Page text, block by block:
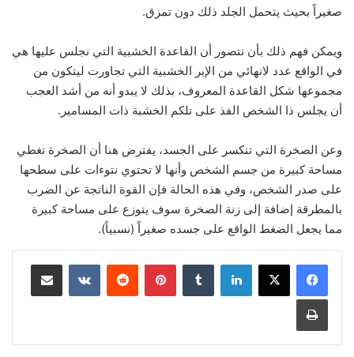
صغيراً بحيث يتحمل الجلد ذلك دون تمزق.
ويمكن فهم ذلك بأن نتصور أن القاعدة الخشبية التي نجلس عليها هي
في الواقع عدد لانهائي من الإبر الخشبية التي تجاورت ليتكون من
مجموعها شكل القاعدة المعروف، بذلك لا يبدو أنه من أشد العجب
أن يجلس ذا الشخص الفذ على تلكم الخشبة ذات المسامير.
وعن الصخرة التي تنكسر على الجسد، يفترض هنا أن الصخرة تغطي
مساحة كبيرة من جسم الشخص وأنها لا تحتوي نتوءات على سطحها
على صدر الشخص، وفي هذه الحالة فإن القوة الناتجة عن الضرب
بالمطرقة إضافة إلى زنة الصخرة سوف يتوزع على مساحة كبيرة
مما يجعل الضغط الواقع على جسده صغيراً (نسبياً).
لينكدإن بينتيريست